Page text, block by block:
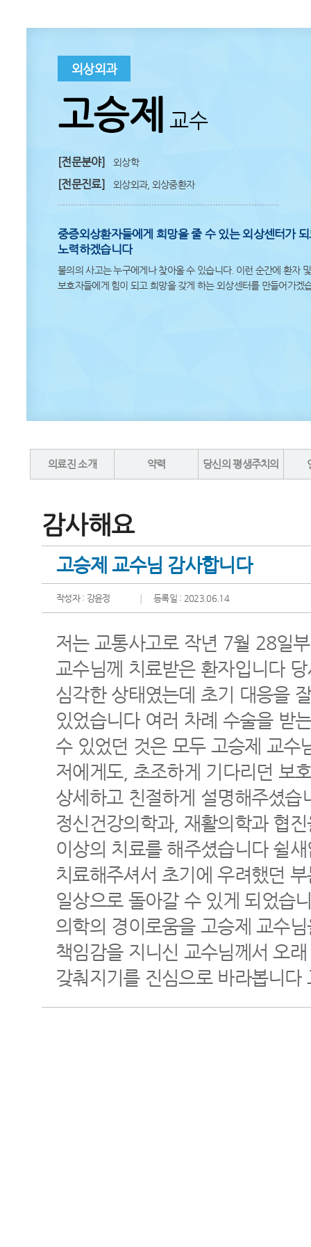
외상외과
고승제 교수
[전문분야] 외상학
[전문진료] 외상외과, 외상중환자
중증외상환자들에게 희망을 줄 수 있는 외상센터가
노력하겠습니다
불의의 사고는 누구에게나 찾아올 수 있습니다. 이런 순간에 환자 및
보호자들에게 힘이 되고 희망을 갖게 하는 외상센터를 만들어가겠
의료진 소개 약력 당신의 평생주치의
감사해요
고승제 교수님 감사합니다
작성자 : 강윤정 등록일 : 2023.06.14
저는 교통사고로 작년 7월 28일
교수님께 치료받은 환자입니다
심각한 상태였는데 초기 대응을
있었습니다 여러 차례 수술을 받
수 있었던 것은 모두 고승제 교수
저에게도, 초조하게 기다리던 보
상세하고 친절하게 설명해주셨
정신건강의학과, 재활의학과 협
이상의 치료를 해주셨습니다 쉴
치료해주셔서 초기에 우려했던
일상으로 돌아갈 수 있게 되었습
의학의 경이로움을 고승제 교수
책임감을 지니신 교수님께서 오
갖춰지기를 진심으로 바라봅니